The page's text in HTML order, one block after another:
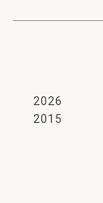
讓這段時光，
2026
2015